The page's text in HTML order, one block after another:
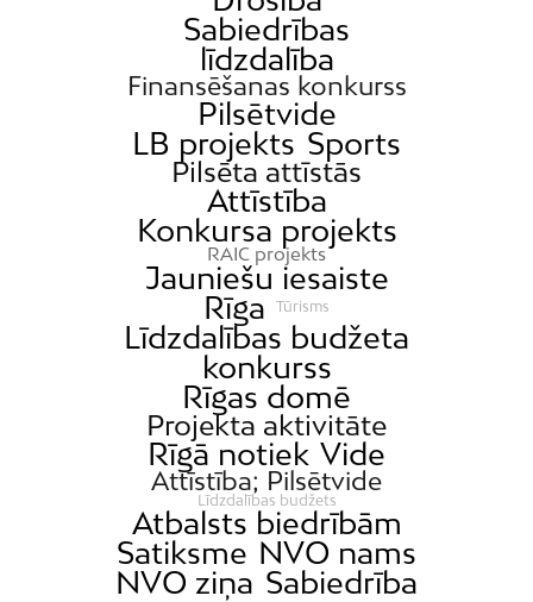
Sabiedrības
līdzdalība
Finansēšanas konkurss
Pilsētvide
LB projekts Sports
Pilsēta attīstās
Attīstība
Konkursa projekts
RAIC projekts
Jauniešu iesaiste
Rīga
Tūrisms
Līdzdalības budžeta
konkurss
Rīgas domē
Projekta aktivitāte
Rīgā notiek Vide
Attīstība; Pilsētvide
Līdzdalības budžets
Atbalsts biedrībām
Satiksme NVO nams
NVO ziņa Sabiedrība